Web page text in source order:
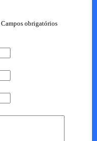
Campos obrigatórios